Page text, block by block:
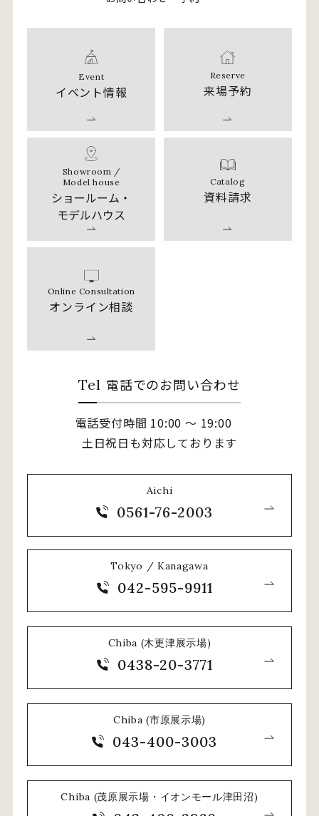
Event
イベント情報
Showroom /
Model house
ショールーム・
モデルハウス
Reserve
来場予約
Catalog
資料請求
Online Consultation
オンライン相談
Tel 電話でのお問い合わせ
電話受付時間 10:00 〜 19:00
土日祝日も対応しております
Aichi
0561-76-2003
Tokyo / Kanagawa
042-595-9911
Chiba (木更津展示場)
0438-20-3771
Chiba (市原展示場)
043-400-3003
Chiba (茂原展示場・イオンモール津田沼)